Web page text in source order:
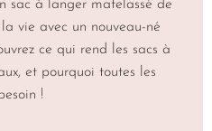
sac à langer matelassé de
vie avec un nouveau-né
ce qui rend les sacs à
et pourquoi toutes les
!